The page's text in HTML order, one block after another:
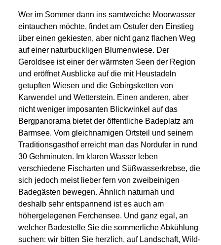
Wer im Sommer dann ins samtweiche Moorwasser
eintauchen möchte, findet am Ostufer den Einstieg
über einen gekiesten, aber nicht ganz flachen Weg
auf einer naturbuckligen Blumenwiese. Der
Geroldsee ist einer der wärmsten Seen der Region
und eröffnet Ausblicke auf die mit Heustadeln
getupften Wiesen und die Gebirgsketten von
Karwendel und Wetterstein. Einen anderen, aber
nicht weniger imposanten Blickwinkel auf das
Bergpanorama bietet der öffentliche Badeplatz am
Barmsee. Vom gleichnamigen Ortsteil und seinem
Traditionsgasthof erreicht man das Nordufer in rund
30 Gehminuten. Im klaren Wasser leben
verschiedene Fischarten und Süßwasserkrebse, die
sich jedoch meist lieber fern von zweibeinigen
Badegästen bewegen. Ähnlich naturnah und
deshalb sehr entspannend ist es auch am
höhergelegenen Ferchensee. Und ganz egal, an
welcher Badestelle Sie die sommerliche Abkühlung
suchen: wir bitten Sie herzlich, auf Landschaft, Wild-